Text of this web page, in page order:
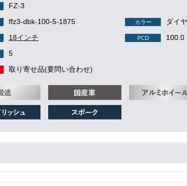
FZ-3
ffz3-dbk-100-5-1875 カラー ダイ
18インチ PCD 100.0
5
取り寄せ品(要問い合わせ)